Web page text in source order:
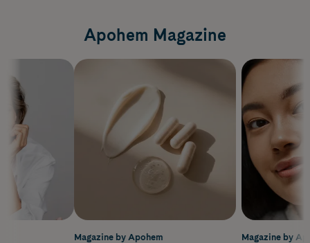
Apohem Magazine
Magazine by
Magazine by Apohem